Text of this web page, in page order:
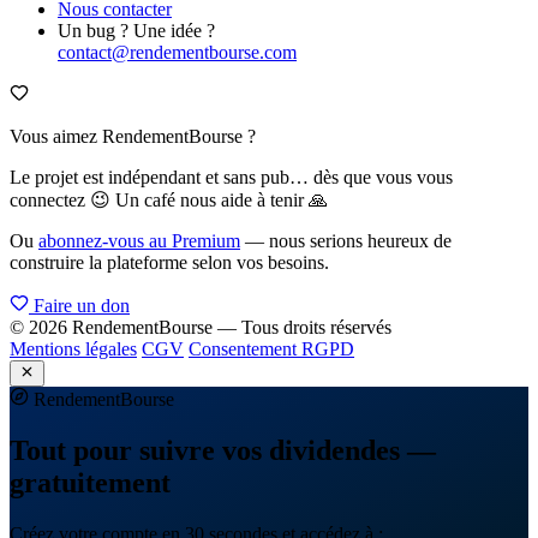
Nous contacter
Un bug ? Une idée ?
contact@rendementbourse.com
Vous aimez RendementBourse ?
Le projet est indépendant et sans pub… dès que vous vous
connectez 😉 Un café nous aide à tenir 🙏
Ou abonnez-vous au Premium — nous serions heureux de
construire la plateforme selon vos besoins.
Faire un don
© 2026 RendementBourse — Tous droits réservés
Mentions légales CGV Consentement RGPD
RendementBourse
Tout pour suivre vos dividendes —
gratuitement
Créez votre compte en 30 secondes et accédez à :